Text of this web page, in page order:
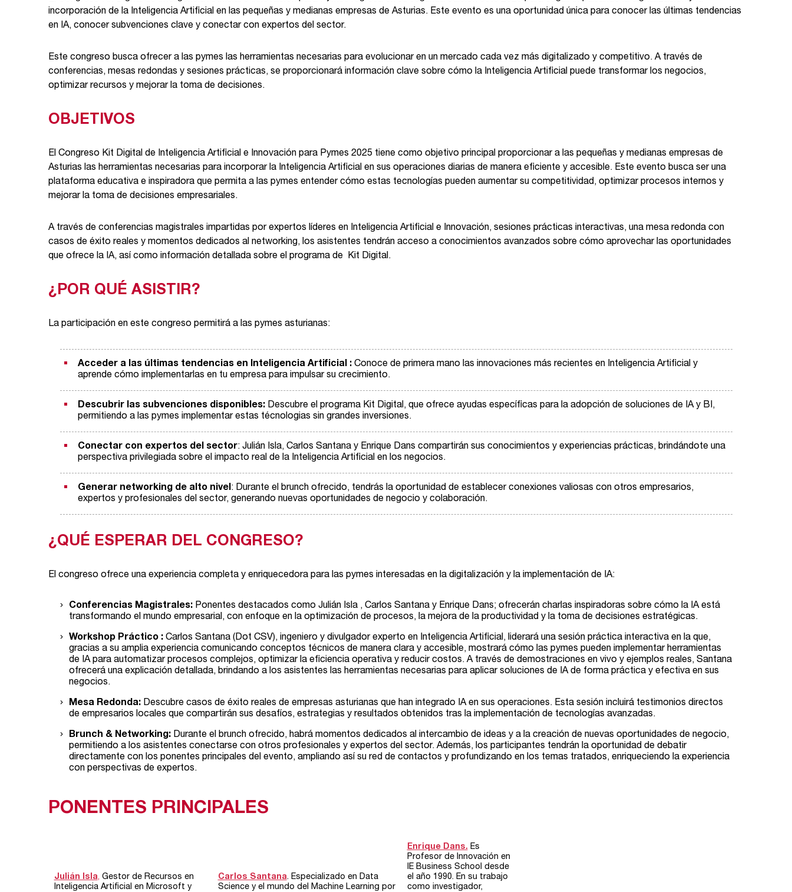
incorporación de la Inteligencia Artificial en las pequeñas y medianas empresas de Asturias. Este evento es una oportunidad única para conocer las últimas tendencias
en IA, conocer subvenciones clave y conectar con expertos del sector.
Este congreso busca ofrecer a las pymes las herramientas necesarias para evolucionar en un mercado cada vez más digitalizado y competitivo. A través de
conferencias, mesas redondas y sesiones prácticas, se proporcionará información clave sobre cómo la Inteligencia Artificial puede transformar los negocios,
optimizar recursos y mejorar la toma de decisiones.
OBJETIVOS
El Congreso Kit Digital de Inteligencia Artificial e Innovación para Pymes 2025 tiene como objetivo principal proporcionar a las pequeñas y medianas empresas de
Asturias las herramientas necesarias para incorporar la Inteligencia Artificial en sus operaciones diarias de manera eficiente y accesible. Este evento busca ser una
plataforma educativa e inspiradora que permita a las pymes entender cómo estas tecnologías pueden aumentar su competitividad, optimizar procesos internos y
mejorar la toma de decisiones empresariales.
A través de conferencias magistrales impartidas por expertos líderes en Inteligencia Artificial e Innovación, sesiones prácticas interactivas, una mesa redonda con
casos de éxito reales y momentos dedicados al networking, los asistentes tendrán acceso a conocimientos avanzados sobre cómo aprovechar las oportunidades
que ofrece la IA, así como información detallada sobre el programa de Kit Digital.
¿POR QUÉ ASISTIR?
La participación en este congreso permitirá a las pymes asturianas:
Acceder a las últimas tendencias en Inteligencia Artificial : Conoce de primera mano las innovaciones más recientes en Inteligencia Artificial y
aprende cómo implementarlas en tu empresa para impulsar su crecimiento.
Descubrir las subvenciones disponibles:Descubre el programa Kit Digital, que ofrece ayudas específicas para la adopción de soluciones de IA y BI,
permitiendo a las pymes implementar estas técnologias sin grandes inversiones.
Conectar con expertos del sector: Julián Isla, Carlos Santana y Enrique Dans compartirán sus conocimientos y experiencias prácticas, brindándote una
perspectiva privilegiada sobre el impacto real de la Inteligencia Artificial en los negocios.
Generar networking de alto nivel : Durante el brunch ofrecido, tendrás la oportunidad de establecer conexiones valiosas con otros empresarios,
expertos y profesionales del sector, generando nuevas oportunidades de negocio y colaboración.
¿QUÉ ESPERAR DEL CONGRESO?
El congreso ofrece una experiencia completa y enriquecedora para las pymes interesadas en la digitalización y la implementación de IA:
Conferencias Magistrales:Ponentes destacados como Julián Isla , Carlos Santana y Enrique Dans; ofrecerán charlas inspiradoras sobre cómo la IA está
transformando el mundo empresarial, con enfoque en la optimización de procesos, la mejora de la productividad y la toma de decisiones estratégicas.
Workshop Práctico : Carlos Santana (Dot CSV), ingeniero y divulgador experto en Inteligencia Artificial, liderará una sesión práctica interactiva en la que,
gracias a su amplia experiencia comunicando conceptos técnicos de manera clara y accesible, mostrará cómo las pymes pueden implementar herramientas
de IA para automatizar procesos complejos, optimizar la eficiencia operativa y reducir costos. A través de demostraciones en vivo y ejemplos reales, Santana
ofrecerá una explicación detallada, brindando a los asistentes las herramientas necesarias para aplicar soluciones de IA de forma práctica y efectiva en sus
negocios.
Mesa Redonda:Descubre casos de éxito reales de empresas asturianas que han integrado IA en sus operaciones. Esta sesión incluirá testimonios directos
de empresarios locales que compartirán sus desafíos, estrategias y resultados obtenidos tras la implementación de tecnologías avanzadas.
Brunch & Networking: Durante el brunch ofrecido, habrá momentos dedicados al intercambio de ideas y a la creación de nuevas oportunidades de negocio,
permitiendo a los asistentes conectarse con otros profesionales y expertos del sector. Además, los participantes tendrán la oportunidad de debatir
directamente con los ponentes principales del evento, ampliando así su red de contactos y profundizando en los temas tratados, enriqueciendo la experiencia
con perspectivas de expertos.
PONENTES PRINCIPALES
Julián Isla, Gestor de Recursos en
Inteligencia Artificial en Microsoft y
Carlos Santana. Especializado en Data
Science y el mundo del Machine Learning por
Enrique Dans. Es
Profesor de Innovación en
IE Business School desde
el año 1990. En su trabajo
como investigador,